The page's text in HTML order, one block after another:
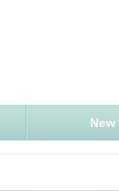
New